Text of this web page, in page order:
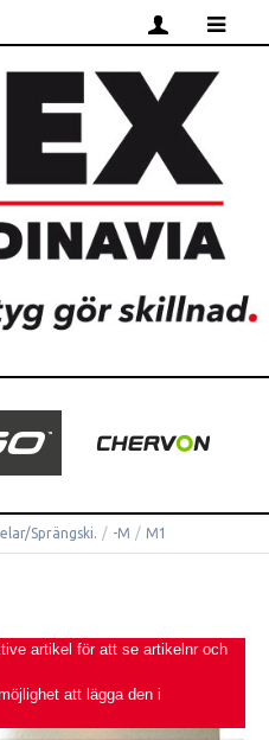
Sprängski. / -M / M1
artikel för att se artikelnr och
att lägga den i